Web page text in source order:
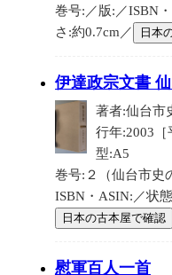
巻号:／版:／ISBN
さ:約0.7cm／
日本
伊達政宗文書
著者:仙台市
行年:2003［
型:A5
巻号:２（仙台市史
ISBN・ASIN:／状
日本の古本屋で確認
慰軍百人一首